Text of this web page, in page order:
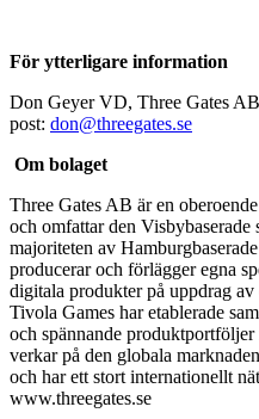
För ytterligare information
Don Geyer VD, Three Gates
post: don@threegates.se
Om bolaget
Three Gates AB är en
och omfattar den Visbybaserade
majoriteten av
producerar och förlägger egna
digitala produkter på uppdrag
Tivola Games har etablerade
och spännande
verkar på den globala
och har ett stort internationellt
www.threegates.se